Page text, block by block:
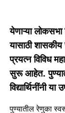
येणाऱ्या
यासाठी
प्रयत्न विविध
सुरू आहेत.
विद्यार्थिनींनी
पुण्यातील रेणुका